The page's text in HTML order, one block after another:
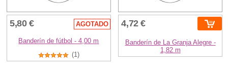
5,80 € AGOTADO
Banderín de fútbol - 4,00 m
(1)
4,72 €
Banderín de La Granja Alegre -
1,82 m